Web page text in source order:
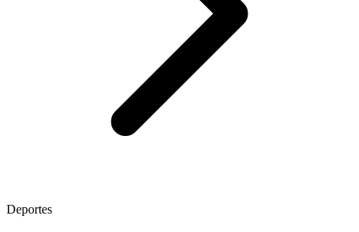
Deportes